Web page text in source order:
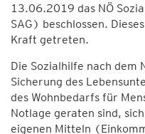
13.06.2019 das NÖ
SAG) beschlossen.
Kraft getreten.
Die Sozialhilfe nach dem
Sicherung des
des Wohnbedarfs für
Notlage geraten sind,
eigenen Mitteln